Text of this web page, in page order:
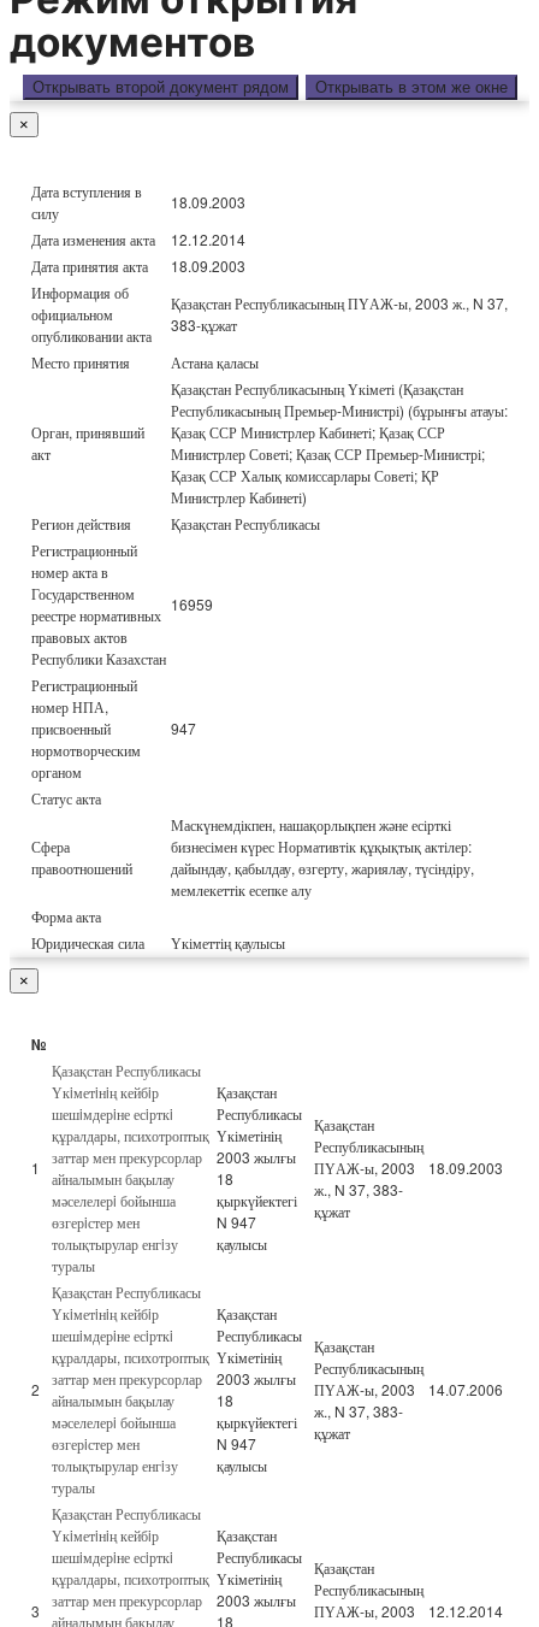
документов
Открывать второй документ рядом Открывать в этом же окне
×
Дата вступления в
силу
18.09.2003
Дата изменения акта
12.12.2014
Дата принятия акта
18.09.2003
Информация об
официальном
опубликовании акта
Қазақстан Республикасының ПҮАЖ-ы, 2003 ж., N 37,
383-құжат
Место принятия
Астана қаласы
Орган, принявший
акт
Қазақстан Республикасының Үкіметі (Қазақстан
Республикасының Премьер-Министрі) (бұрынғы атауы:
Қазақ ССР Министрлер Кабинеті; Қазақ ССР
Министрлер Советі; Қазақ ССР Премьер-Министрі;
Қазақ ССР Халық комиссарлары Советі; ҚР
Министрлер Кабинеті)
Регион действия
Қазақстан Республикасы
Регистрационный
номер акта в
Государственном
реестре нормативных
правовых актов
Республики Казахстан
16959
Регистрационный
номер НПА,
присвоенный
нормотворческим
органом
947
Статус акта
Сфера
правоотношений
Маскүнемдікпен, нашақорлықпен және есірткі
бизнесімен күрес Нормативтік құқықтық актілер:
дайындау, қабылдау, өзгерту, жариялау, түсіндіру,
мемлекеттік есепке алу
Форма акта
Юридическая сила
Үкіметтің қаулысы
×
№
1
Қазақстан Республикасы
Үкiметiнiң кейбiр
шешiмдерiне есiрткi
құралдары, психотроптық
заттар мен прекурсорлар
айналымын бақылау
мәселелерi бойынша
өзгерiстер мен
толықтырулар енгiзу
туралы
Қазақстан
Республикасы
Үкіметінің
2003 жылғы
18
қыркүйектегі
N 947
қаулысы
Қазақстан
Республикасының
ПҮАЖ-ы, 2003
ж., N 37, 383-
құжат
18.09.2003
2
Қазақстан Республикасы
Үкiметiнiң кейбiр
шешiмдерiне есiрткi
құралдары, психотроптық
заттар мен прекурсорлар
айналымын бақылау
мәселелерi бойынша
өзгерiстер мен
толықтырулар енгiзу
туралы
Қазақстан
Республикасы
Үкіметінің
2003 жылғы
18
қыркүйектегі
N 947
қаулысы
Қазақстан
Республикасының
ПҮАЖ-ы, 2003
ж., N 37, 383-
құжат
14.07.2006
3
Қазақстан Республикасы
Үкiметiнiң кейбiр
шешiмдерiне есiрткi
құралдары, психотроптық
заттар мен прекурсорлар
айналымын бақылау
Қазақстан
Республикасы
Үкіметінің
2003 жылғы
18
Қазақстан
Республикасының
ПҮАЖ-ы, 2003
12.12.2014